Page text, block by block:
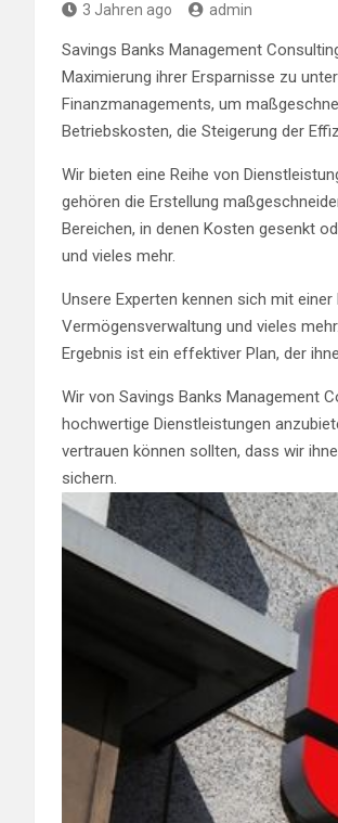
3 Jahren ago admin
Savings Banks Management
Maximierung ihrer Ersparnisse zu
Finanzmanagements, um
Betriebskosten, die Steigerung der
Wir bieten eine Reihe von
gehören die Erstellung
Bereichen, in denen Kosten gesenkt
und vieles mehr.
Unsere Experten kennen sich mit
Vermögensverwaltung und vieles
Ergebnis ist ein effektiver Plan, der
Wir von Savings Banks Management
hochwertige Dienstleistungen
vertrauen können sollten, dass wir
sichern.